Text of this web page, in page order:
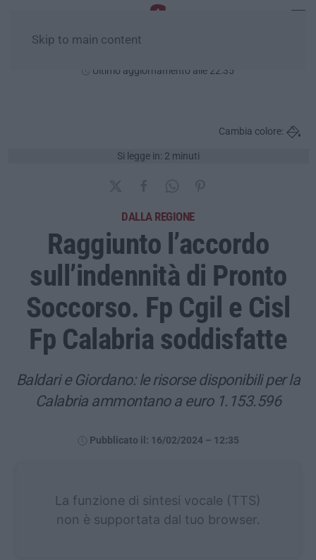
Skip to main content
Ultimo aggiornamento alle 22:35
Si legge in: 2 minuti
Cambia colore:
DALLA REGIONE
Raggiunto l’accordo
sull’indennità di Pronto
Soccorso. Fp Cgil e Cisl
Fp Calabria soddisfatte
Baldari e Giordano: le risorse disponibili per la
Calabria ammontano a euro 1.153.596
Pubblicato il: 16/02/2024 – 12:35
La funzione di sintesi vocale (TTS)
non è supportata dal tuo browser.